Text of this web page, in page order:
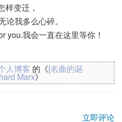
样变迁，
我多么心碎。
you.我会一直在这里等你！
人博客 的《[名曲的诞
Marx》
立即评论